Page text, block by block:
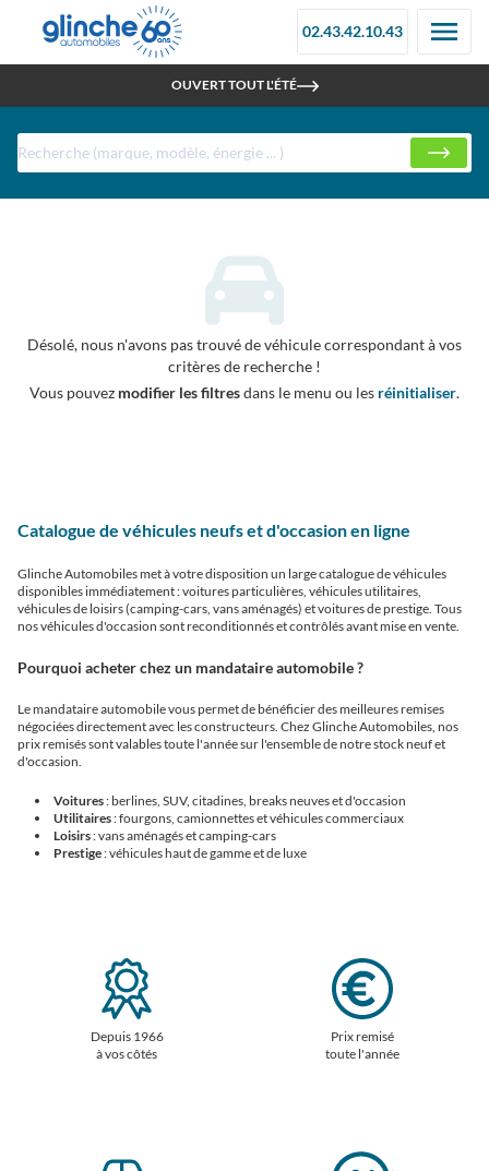
02.43.42.10.43
Achat de Voiture, Utilitaire, Loisirs et Prestige neuve et
d'occasion disponible directement chez Glinche Automobiles
RETROUVEZ-NOUS À LA FOIRE DU MANS - STAND 097C
OUVERT TOUT L'ÉTÉ
Désolé, nous n'avons pas trouvé de véhicule correspondant à vos
critères de recherche !
Vous pouvez modifier les filtresdans le menu ou les réinitialiser.
Catalogue de véhicules neufs et d'occasion en ligne
Glinche Automobiles met à votre disposition un large catalogue de véhicules
disponibles immédiatement : voitures particulières, véhicules utilitaires,
véhicules de loisirs (camping-cars, vans aménagés) et voitures de prestige. Tous
nos véhicules d'occasion sont reconditionnés et contrôlés avant mise en vente.
Pourquoi acheter chez un mandataire automobile ?
Le mandataire automobile vous permet de bénéficier des meilleures remises
négociées directement avec les constructeurs. Chez Glinche Automobiles, nos
prix remisés sont valables toute l'année sur l'ensemble de notre stock neuf et
d'occasion.
Voitures: berlines, SUV, citadines, breaks neuves et d'occasion
Utilitaires: fourgons, camionnettes et véhicules commerciaux
Loisirs: vans aménagés et camping-cars
Prestige: véhicules haut de gamme et de luxe
Depuis 1966
à vos côtés
Prix remisé
toute l'année